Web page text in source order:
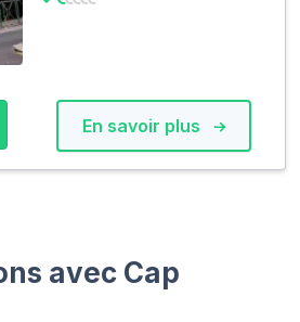
En savoir plus
avec Cap